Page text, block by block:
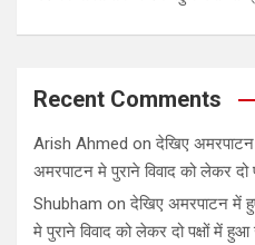
Recent Comments
Arish Ahmed onदेखिए अमरपाटन
अमरपाटन मे पुराने विवाद को लेकर दो
Shubham onदेखिए अमरपाटन में
मे पुराने विवाद को लेकर दो पक्षों में